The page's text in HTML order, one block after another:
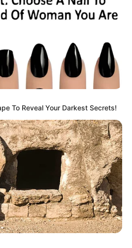
Είχαμε αφήσει
μας εκεί και είχαμε
αλλάξει τη ζωή.
από την Εύβοια
στη Χαλκίδα;
του πνοή σε
Χαλκίδα
Χαλκίδα με νεκρό άντρα
στοGoogle
ΔΗΜΟΦΙΛΗ
To Reveal Your Darkest Secrets!